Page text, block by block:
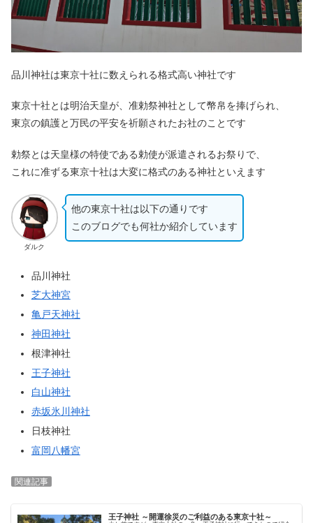
品川神社は東京十社に数えられる格式高い神社です
東京十社とは明治天皇が、准勅祭神社として幣帛を捧げられ、
東京の鎮護と万民の平安を祈願されたお社のことです
勅祭とは天皇様の特使である勅使が派遣されるお祭りで、
これに准ずる東京十社は大変に格式のある神社といえます
ダルク
他の東京十社は以下の通りです
このブログでも何社か紹介しています
品川神社
芝大神宮
亀戸天神社
神田神社
根津神社
王子神社
白山神社
赤坂氷川神社
日枝神社
富岡八幡宮
関連記事
王子神社 ～開運徐災のご利益のある東京十社～